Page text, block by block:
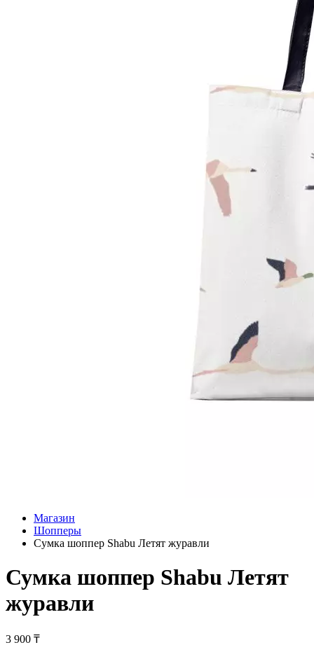
Магазин
Шопперы
Сумка шоппер Shabu Летят журавли
Сумка шоппер Shabu Летят
журавли
3 900 ₸